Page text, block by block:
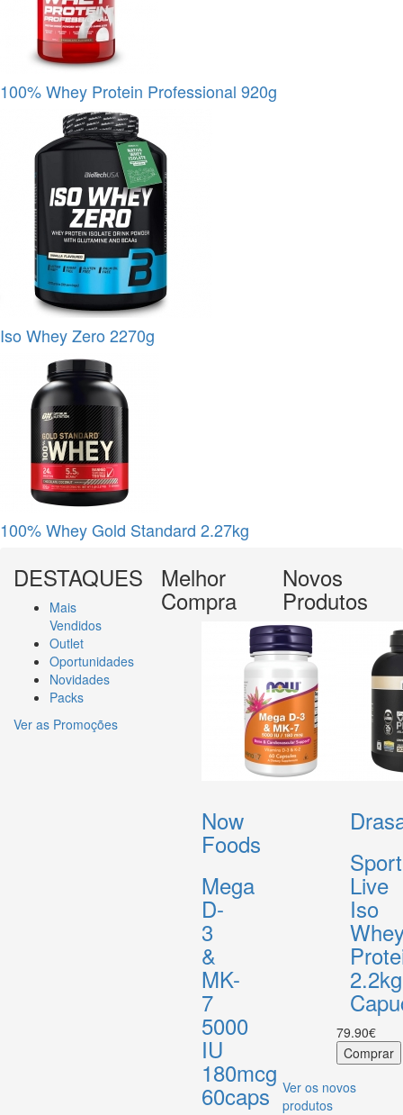
100% Whey Protein Professional 920g
Iso Whey Zero 2270g
100% Whey Gold Standard 2.27kg
DESTAQUES
Mais
Vendidos
Outlet
Oportunidades
Novidades
Packs
Ver as Promoções
Melhor
Compra
Now
Foods
Mega
D-
3
&
MK-
7
5000
IU
180mcg
60caps
Novos
Produtos
Sport
Live
Iso
2.2kg
79.90€
Ver os novos
produtos